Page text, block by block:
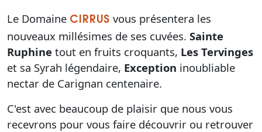
Le Domaine CIRRUS vous présentera les
nouveaux millésimes de ses cuvées. Sainte
Ruphine tout en fruits croquants, Les Tervinges
et sa Syrah légendaire, Exception inoubliable
nectar de Carignan centenaire.
C'est avec beaucoup de plaisir que nous vous
recevrons pour vous faire découvrir ou retrouver